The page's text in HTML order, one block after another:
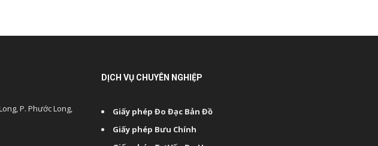
P. Phước Long,
DỊCH VỤ CHUYÊN NGHIỆP
Giấy phép Đo Đạc Bản Đồ
Giấy phép Bưu Chính